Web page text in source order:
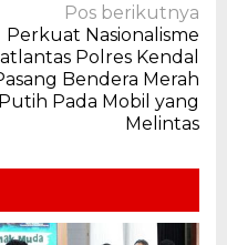
Pos berikutnya
Perkuat Nasionalisme
Polres Kendal
Bendera Merah
Putih Pada Mobil yang
Melintas